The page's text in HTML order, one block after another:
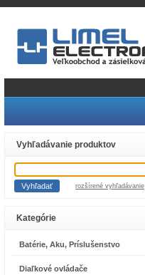
Vyhľadávanie produktov
rozšírené vyhľadávanie
Kategórie
Batérie, Aku, Príslušenstvo
Diaľkové ovládače